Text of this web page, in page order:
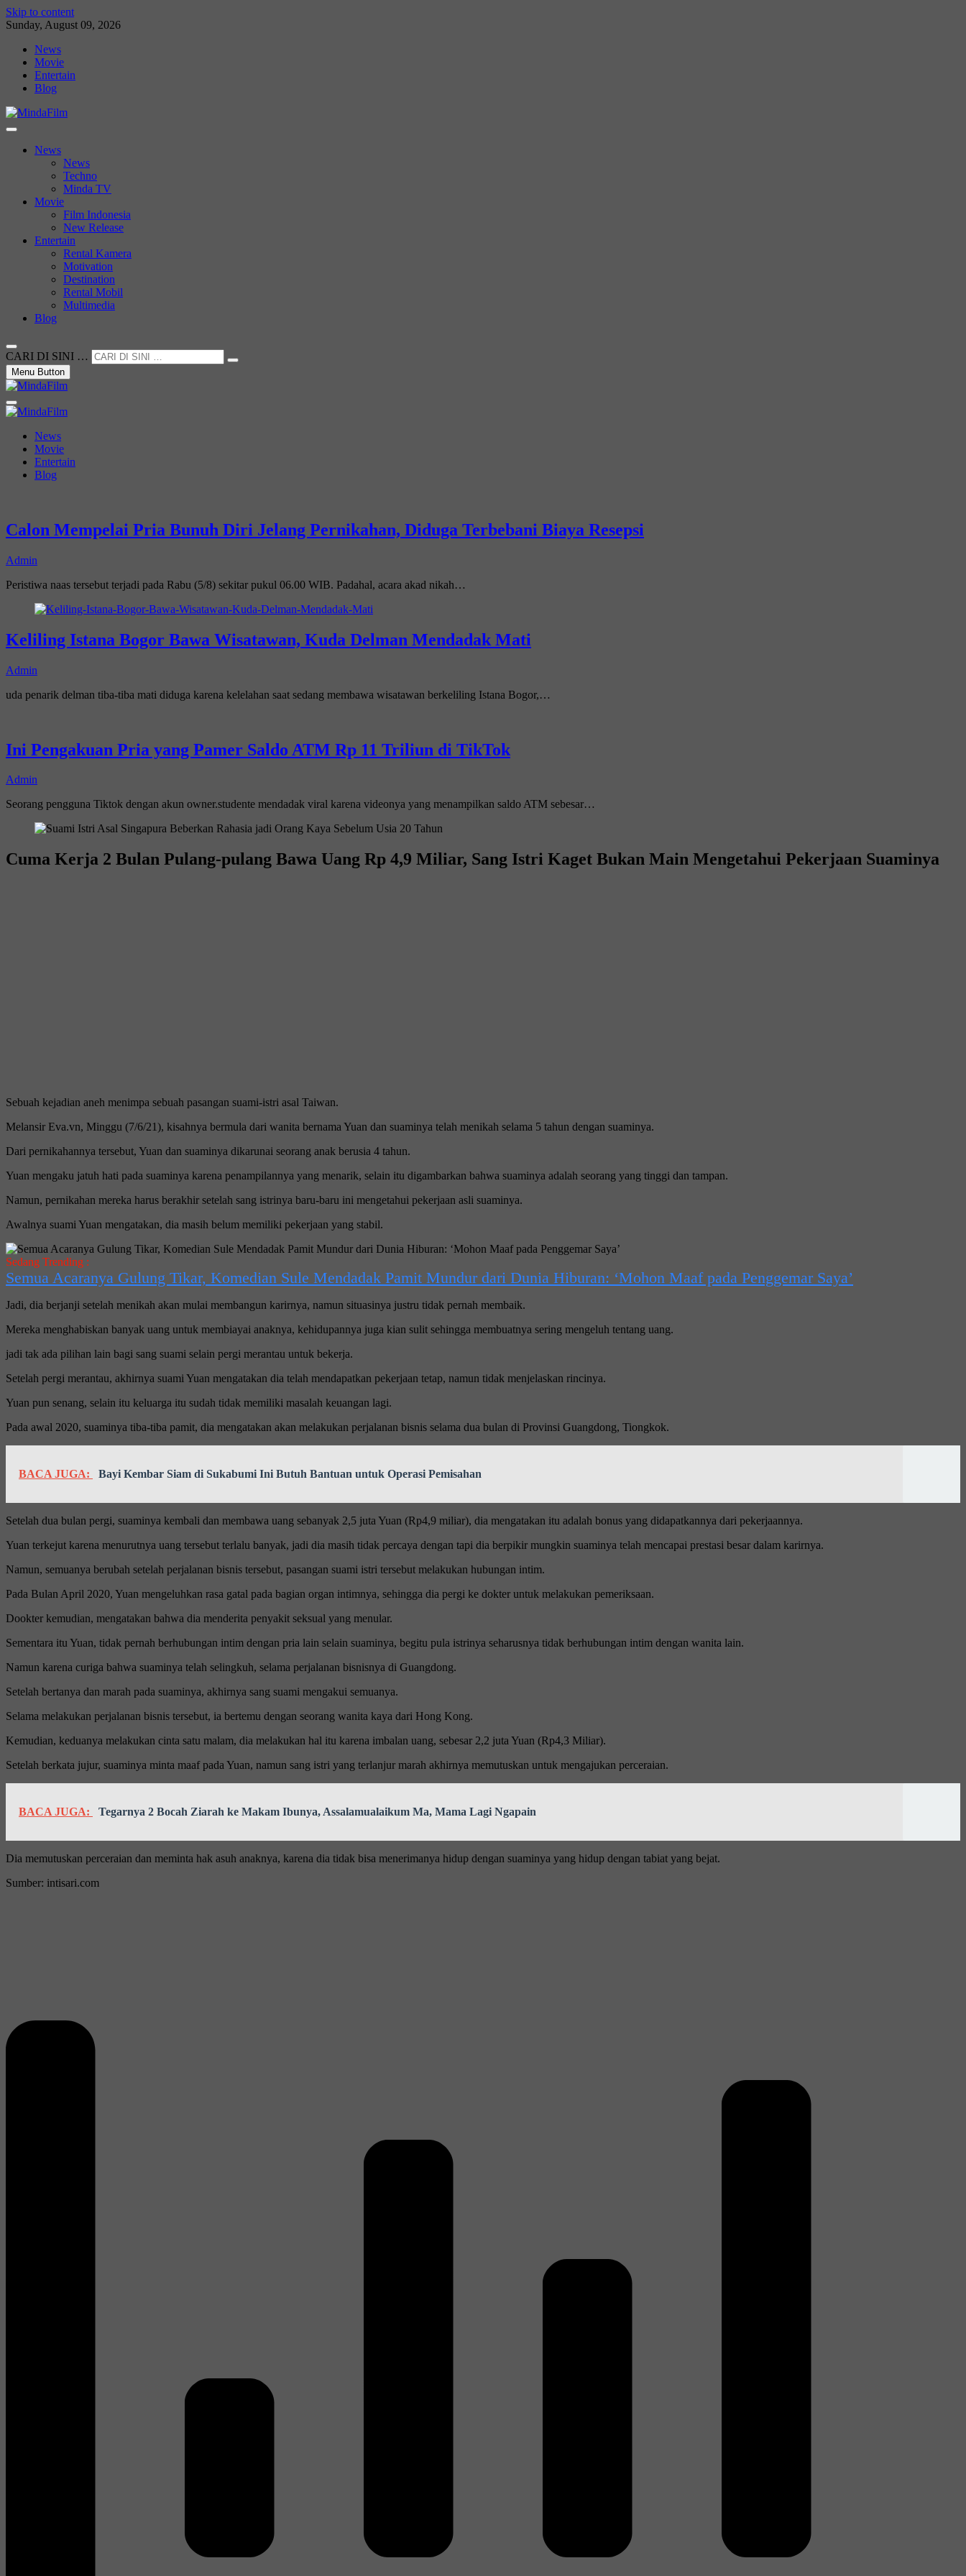
Skip to content
Sunday, August 09, 2026
News
Movie
Entertain
Blog
News
News
Techno
Minda TV
Movie
Film Indonesia
New Release
Entertain
Rental Kamera
Motivation
Destination
Rental Mobil
Multimedia
Blog
CARI DI SINI …
Menu Button
MindaFilm
Not Just a Movie
News
Movie
Entertain
Blog
Calon Mempelai Pria Bunuh Diri Jelang Pernikahan, Diduga Terbebani Biaya Resepsi
Admin
Peristiwa naas tersebut terjadi pada Rabu (5/8) sekitar pukul 06.00 WIB. Padahal, acara akad nikah…
Keliling Istana Bogor Bawa Wisatawan, Kuda Delman Mendadak Mati
Admin
uda penarik delman tiba-tiba mati diduga karena kelelahan saat sedang membawa wisatawan berkeliling Istana Bogor,…
Ini Pengakuan Pria yang Pamer Saldo ATM Rp 11 Triliun di TikTok
Admin
Seorang pengguna Tiktok dengan akun owner.studente mendadak viral karena videonya yang menampilkan saldo ATM sebesar…
Cuma Kerja 2 Bulan Pulang-pulang Bawa Uang Rp 4,9 Miliar, Sang Istri Kaget Bukan Main Mengetahui Pekerjaan Suaminya
Sebuah kejadian aneh menimpa sebuah pasangan suami-istri asal Taiwan.
Melansir Eva.vn, Minggu (7/6/21), kisahnya bermula dari wanita bernama Yuan dan suaminya telah menikah selama 5 tahun dengan suaminya.
Dari pernikahannya tersebut, Yuan dan suaminya dikarunai seorang anak berusia 4 tahun.
Yuan mengaku jatuh hati pada suaminya karena penampilannya yang menarik, selain itu digambarkan bahwa suaminya adalah seorang yang tinggi dan tampan.
Namun, pernikahan mereka harus berakhir setelah sang istrinya baru-baru ini mengetahui pekerjaan asli suaminya.
Awalnya suami Yuan mengatakan, dia masih belum memiliki pekerjaan yang stabil.
Sedang Trending :
Semua Acaranya Gulung Tikar, Komedian Sule Mendadak Pamit Mundur dari Dunia Hiburan: ‘Mohon Maaf pada Penggemar Saya’
Jadi, dia berjanji setelah menikah akan mulai membangun karirnya, namun situasinya justru tidak pernah membaik.
Mereka menghabiskan banyak uang untuk membiayai anaknya, kehidupannya juga kian sulit sehingga membuatnya sering mengeluh tentang uang.
jadi tak ada pilihan lain bagi sang suami selain pergi merantau untuk bekerja.
Setelah pergi merantau, akhirnya suami Yuan mengatakan dia telah mendapatkan pekerjaan tetap, namun tidak menjelaskan rincinya.
Yuan pun senang, selain itu keluarga itu sudah tidak memiliki masalah keuangan lagi.
Pada awal 2020, suaminya tiba-tiba pamit, dia mengatakan akan melakukan perjalanan bisnis selama dua bulan di Provinsi Guangdong, Tiongkok.
BACA JUGA: Bayi Kembar Siam di Sukabumi Ini Butuh Bantuan untuk Operasi Pemisahan
Setelah dua bulan pergi, suaminya kembali dan membawa uang sebanyak 2,5 juta Yuan (Rp4,9 miliar), dia mengatakan itu adalah bonus yang didapatkannya dari pekerjaannya.
Yuan terkejut karena menurutnya uang tersebut terlalu banyak, jadi dia masih tidak percaya dengan tapi dia berpikir mungkin suaminya telah mencapai prestasi besar dalam karirnya.
Namun, semuanya berubah setelah perjalanan bisnis tersebut, pasangan suami istri tersebut melakukan hubungan intim.
Pada Bulan April 2020, Yuan mengeluhkan rasa gatal pada bagian organ intimnya, sehingga dia pergi ke dokter untuk melakukan pemeriksaan.
Dookter kemudian, mengatakan bahwa dia menderita penyakit seksual yang menular.
Sementara itu Yuan, tidak pernah berhubungan intim dengan pria lain selain suaminya, begitu pula istrinya seharusnya tidak berhubungan intim dengan wanita lain.
Namun karena curiga bahwa suaminya telah selingkuh, selama perjalanan bisnisnya di Guangdong.
Setelah bertanya dan marah pada suaminya, akhirnya sang suami mengakui semuanya.
Selama melakukan perjalanan bisnis tersebut, ia bertemu dengan seorang wanita kaya dari Hong Kong.
Kemudian, keduanya melakukan cinta satu malam, dia melakukan hal itu karena imbalan uang, sebesar 2,2 juta Yuan (Rp4,3 Miliar).
Setelah berkata jujur, suaminya minta maaf pada Yuan, namun sang istri yang terlanjur marah akhirnya memutuskan untuk mengajukan perceraian.
BACA JUGA: Tegarnya 2 Bocah Ziarah ke Makam Ibunya, Assalamualaikum Ma, Mama Lagi Ngapain
Dia memutuskan perceraian dan meminta hak asuh anaknya, karena dia tidak bisa menerimanya hidup dengan suaminya yang hidup dengan tabiat yang bejat.
Sumber: intisari.com